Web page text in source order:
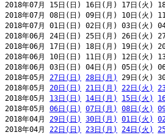
2018年07月 15日(日) 16日(月) 17日(火)
2018年07月 08日(日) 09日(月) 10日(火)
2018年07月 01日(日) 02日(月) 03日(火)
2018年06月 24日(日) 25日(月) 26日(火)
2018年06月 17日(日) 18日(月) 19日(火)
2018年06月 10日(日) 11日(月) 12日(火)
2018年06月 03日(日) 04日(月) 05日(火)
2018年05月 27日(日) 28日(月)
29日(火)
2018年05月 20日(日) 21日(月) 22日(火)
2018年05月 13日(日) 14日(月) 15日(火)
2018年05月 06日(日) 07日(月) 08日(火)
2018年04月 29日(日) 30日(月) 01日(火)
2018年04月 22日(日) 23日(月) 24日(火)